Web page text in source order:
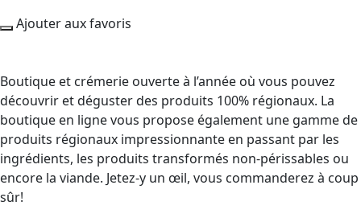
Ajouter aux favoris
Boutique et crémerie ouverte à l’année où vous pouvez
découvrir et déguster des produits 100% régionaux. La
boutique en ligne vous propose également une gamme de
produits régionaux impressionnante en passant par les
ingrédients, les produits transformés non-périssables ou
encore la viande. Jetez-y un œil, vous commanderez à coup
sûr!